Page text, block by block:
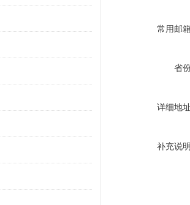
常用邮箱
省
详细地址
补充说明